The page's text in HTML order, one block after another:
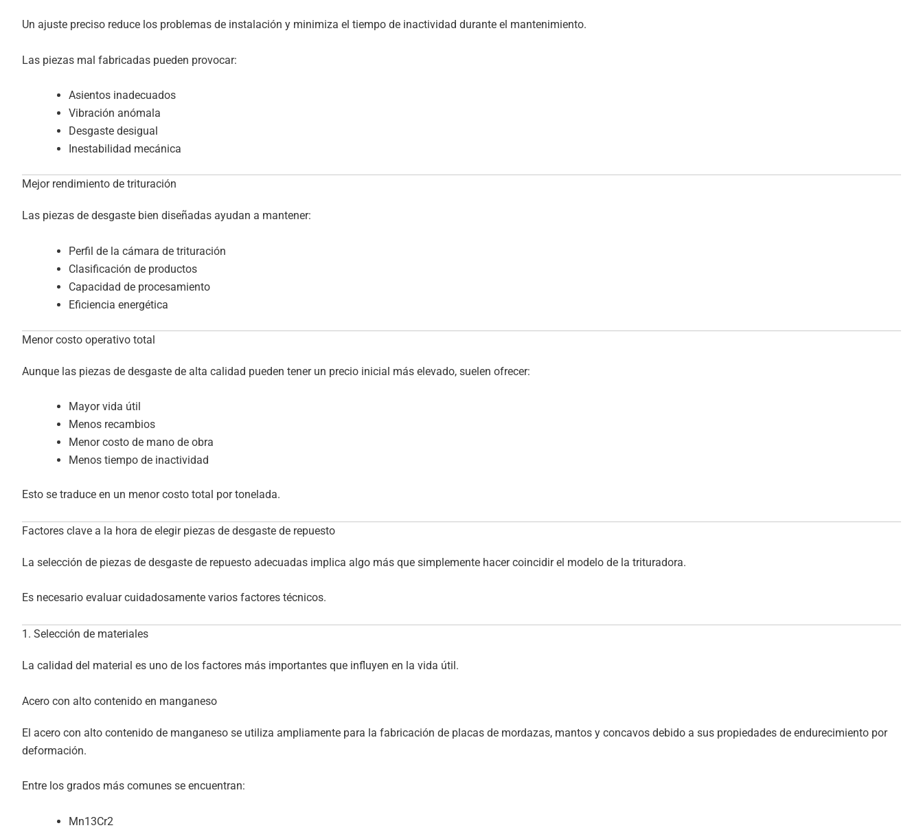
Un ajuste preciso reduce los problemas de instalación y minimiza el tiempo de inactividad durante el mantenimiento.
Las piezas mal fabricadas pueden provocar:
Asientos inadecuados
Vibración anómala
Desgaste desigual
Inestabilidad mecánica
Mejor rendimiento de trituración
Las piezas de desgaste bien diseñadas ayudan a mantener:
Perfil de la cámara de trituración
Clasificación de productos
Capacidad de procesamiento
Eficiencia energética
Menor costo operativo total
Aunque las piezas de desgaste de alta calidad pueden tener un precio inicial más elevado, suelen ofrecer:
Mayor vida útil
Menos recambios
Menor costo de mano de obra
Menos tiempo de inactividad
Esto se traduce en un menor costo total por tonelada.
Factores clave a la hora de elegir piezas de desgaste de repuesto
La selección de piezas de desgaste de repuesto adecuadas implica algo más que simplemente hacer coincidir el modelo de la trituradora.
Es necesario evaluar cuidadosamente varios factores técnicos.
1. Selección de materiales
La calidad del material es uno de los factores más importantes que influyen en la vida útil.
Acero con alto contenido en manganeso
El acero con alto contenido de manganeso se utiliza ampliamente para la fabricación de placas de mordazas, mantos y concavos debido a sus propiedades de endurecimiento por
deformación.
Entre los grados más comunes se encuentran:
Mn13Cr2